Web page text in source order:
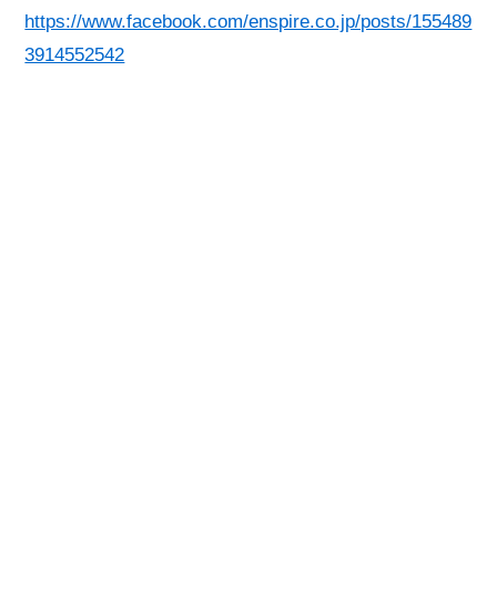
https://www.facebook.com/enspire.co.jp/posts/155489
3914552542